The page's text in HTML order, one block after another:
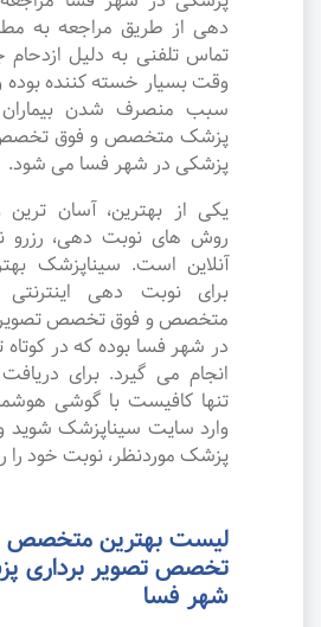
دهی از طریق مراجعه به
تماس تلفنی به دلیل
وقت بسیار خسته کننده بوده
سبب منصرف شدن بیماران
پزشک متخصص و فوق تخصص
پزشکی در شهر فسا می شود.
یکی از بهترین، آسان ترین
روش های نوبت دهی، رزرو
آنلاین است. سیناپزشک
برای نوبت دهی
متخصص و فوق تخصص تصویر
در شهر فسا بوده که در
انجام می گیرد. برای
تنها کافیست با گوشی
وارد سایت سیناپزشک شوید
پزشک موردنظر، نوبت خود را
لیست بهترین متخصص
تخصص تصویر برداری
شهر فسا